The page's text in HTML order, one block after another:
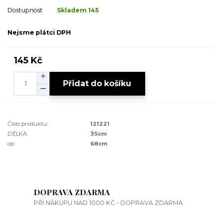
Dostupnost Skladem 145
Nejsme plátci DPH
145 Kč
Přidat do košíku
Číslo produktu:
121221
DÉLKA:
35cm
op:
68cm
DOPRAVA ZDARMA
PŘI NÁKUPU NAD 1000 KČ - DOPRAVA ZDARMA